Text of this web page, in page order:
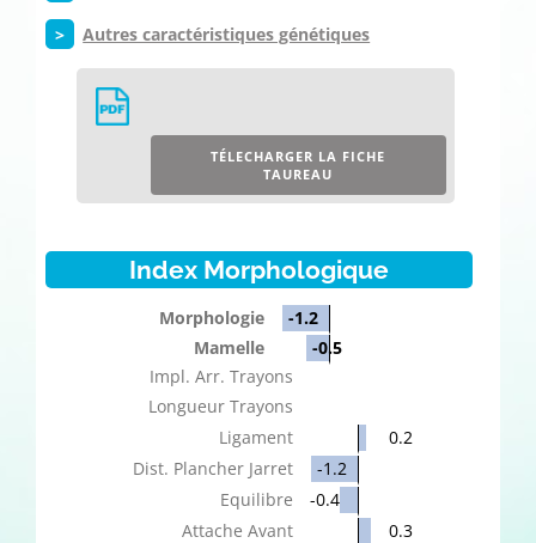
> Autres caractéristiques génétiques
TÉLECHARGER LA FICHE
TAUREAU
Index Morphologique
Morphologie
-1.2
Mamelle
-0.5
Impl. Arr. Trayons
Longueur Trayons
Ligament
0.2
Dist. Plancher Jarret
-1.2
Equilibre
-0.4
Attache Avant
0.3